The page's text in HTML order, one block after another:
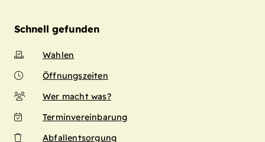
Schnell gefunden
Wahlen
Öffnungszeiten
Wer macht was?
Terminvereinbarung
Abfallentsorgung